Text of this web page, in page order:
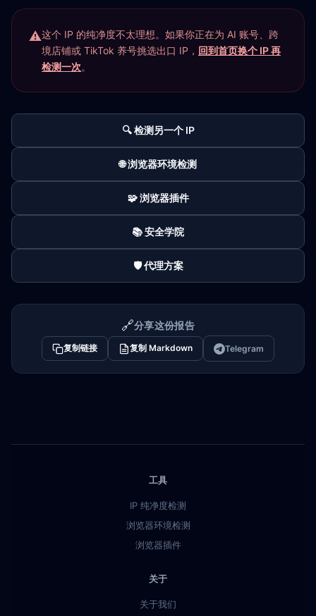
这个 IP 的纯净度不太理想。如果你正在为 AI 账号、跨
境店铺或 TikTok 养号挑选出口 IP， 回到首页换个 IP 再
检测一次。
🔍 检测另一个 IP
🌐 浏览器环境检测
🧩 浏览器插件
📚 安全学院
🛡️ 代理方案
🔗分享这份报告
复制链接 复制 Markdown Telegram
工具
IP 纯净度检测
浏览器环境检测
浏览器插件
关于
关于我们